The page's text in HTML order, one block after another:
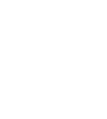
выявлять